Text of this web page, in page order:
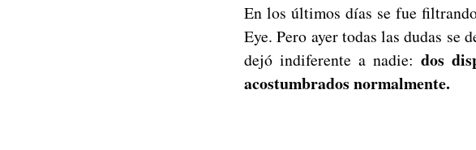
En los últimos días se fue
Eye. Pero ayer todas las dudas se
dejó indiferente a nadie: dos
acostumbrados normalmente.